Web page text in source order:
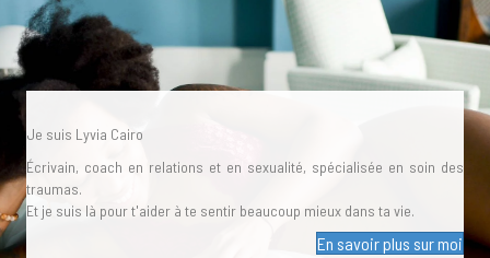
Je suis Lyvia Cairo
Écrivain, coach en relations et en sexualité, spécialisée en soin des
traumas.
Et je suis là pour t'aider à te sentir beaucoup mieux dans ta vie.
En savoir plus sur moi